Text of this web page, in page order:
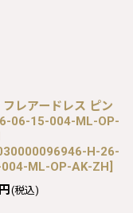
レアードレス ピン
06-15-004-ML-OP-
H-26-
ML-OP-AK-ZH]
円 (税込)